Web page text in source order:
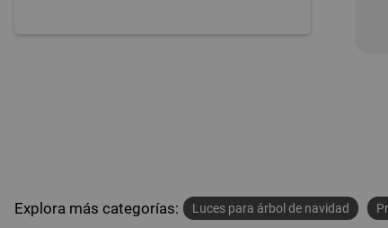
Explora más categorías: Luces para árbol de navidad